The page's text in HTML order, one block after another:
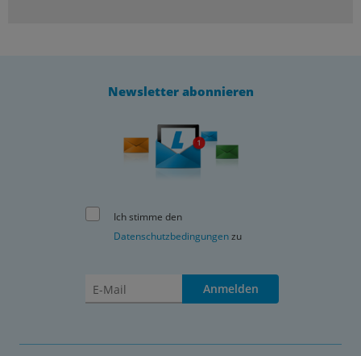
Newsletter abonnieren
Ich stimme den
Datenschutzbedingungenzu
Anmelden